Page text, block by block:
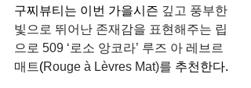
구찌뷰티는 이번 가을시즌 깊고 풍부한
빛으로 뛰어난 존재감을 표현해주는 립
으로 509 ‘로소 앙코라’ 루즈 아 레브르
매트(Rouge à Lèvres Mat)를 추천한다.